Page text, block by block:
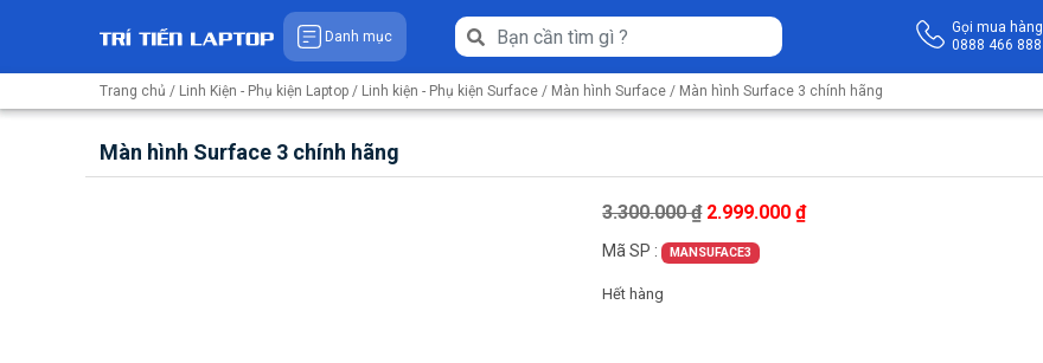
Danh mục
Gọi mua hàng
0888 466 888
Trang chủ / Linh Kiện - Phụ kiện Laptop / Linh kiện - Phụ kiện Surface / Màn hình Surface / Màn hình Surface 3 chính hãng
Màn hình Surface 3 chính hãng
3.300.000₫ Giá gốc là: 3.300.000 ₫.
2.999.000₫Giá hiện tại là: 2.999.000 ₫.
Mã SP : MANSUFACE3
Hết hàng